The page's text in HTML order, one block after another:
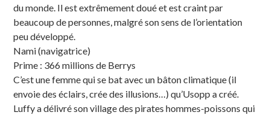
du monde. Il est extrêmement doué et est craint par
beaucoup de personnes, malgré son sens de l’orientation
peu développé.
Nami (navigatrice)
Prime : 366 millions de Berrys
C’est une femme qui se bat avec un bâton climatique (il
envoie des éclairs, crée des illusions…) qu’Usopp a créé.
Luffy a délivré son village des pirates hommes-poissons qui